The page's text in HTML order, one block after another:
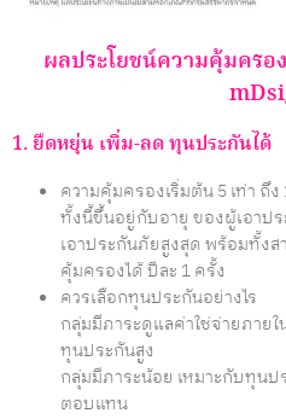
ผลประโยชน์ความคุ้มคร
1. ยืดหยุ่น เพิ่ม-ลด ทุนประกันได้
ความคุ้มครองเริ่มต้น 5 เท่า ถึ
ทั้งนี้ขึ้นอยู่กับอายุ ของผู้เอาป
เอาประกันภัยสูงสุด พร้อมทั้ง
คุ้มครองได้ ปีละ 1 ครั้ง
ควรเลือกทุนประกันอย่างไร
กลุ่มมีภาระดูแลค่าใช่จ่ายภาย
ทุนประกันสูง
กลุ่มมีภาระน้อย เหมาะกับทุน
ตอบแทน